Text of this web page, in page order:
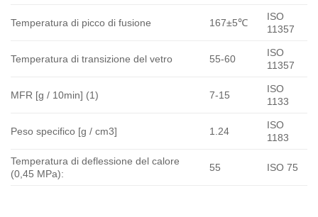
Temperatura di picco di fusione 167±5℃
ISO
11357
Temperatura di transizione del vetro 55-60
ISO
11357
MFR [g / 10min] (1) 7-15
ISO
1133
Peso specifico [g / cm3] 1.24
ISO
1183
Temperatura di deflessione del calore
(0,45 MPa):
55 ISO 75